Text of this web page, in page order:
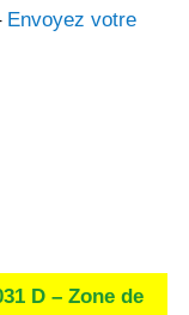
Envoyez votre
D – Zone de